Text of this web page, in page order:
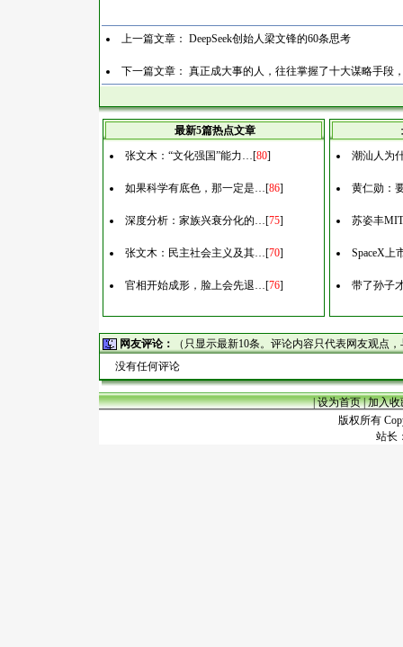
上一篇文章： DeepSeek创始人梁文锋的60条思考
下一篇文章： 真正成大事的人，往往掌握了十大谋略手段
最新5篇热点文章
张文木：“文化强国”能力…[80]
如果科学有底色，那一定是…[86]
深度分析：家族兴衰分化的…[75]
张文木：民主社会主义及其…[70]
官相开始成形，脸上会先退…[76]
潮汕人为
黄仁勋：
苏姿丰
SpaceX
带了孙子
网友评论：
（只显示最新10条。评论内容只代表网友观点
没有任何评论
|设为首页|加入收
版权所有
站长